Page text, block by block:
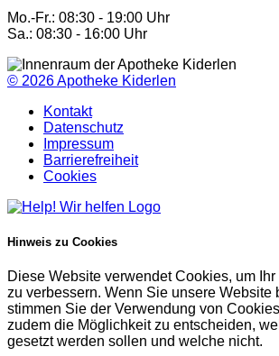
Mo.-Fr.: 08:30 - 19:00 Uhr
Sa.: 08:30 - 16:00 Uhr
© 2026Apotheke Kiderlen
Kontakt
Datenschutz
Impressum
Barrierefreiheit
Cookies
Hinweis zu Cookies
Diese Website verwendet Cookies, um
zu verbessern. Wenn Sie unsere Website
stimmen Sie der Verwendung von
zudem die Möglichkeit zu entscheiden,
gesetzt werden sollen und welche nicht.